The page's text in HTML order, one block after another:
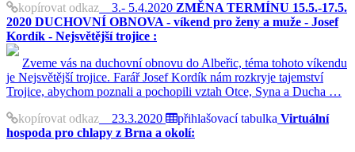
kopírovat odkaz 3.- 5.4.2020 ZMĚNA TERMÍNU 15.5.-17.5.
2020 DUCHOVNÍ OBNOVA - víkend pro ženy a muže - Josef
Kordík - Nejsvětější trojice :
Zveme vás na duchovní obnovu do Albeřic, téma tohoto víkendu
je Nejsvětější trojice. Farář Josef Kordík nám rozkryje tajemství
Trojice, abychom poznali a pochopili vztah Otce, Syna a Ducha …
kopírovat odkaz 23.3.2020 přihlašovací tabulka Virtuální
hospoda pro chlapy z Brna a okolí: